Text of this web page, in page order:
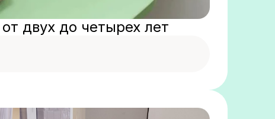
двух до четырех лет